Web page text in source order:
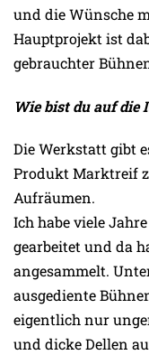
und die Wünsche
Hauptprojekt ist
gebrauchter
Wie bist du auf die
Die Werkstatt gibt
Produkt Marktreif
Aufräumen.
Ich habe viele
gearbeitet und da
angesammelt.
ausgediente
eigentlich nur
und dicke Dellen